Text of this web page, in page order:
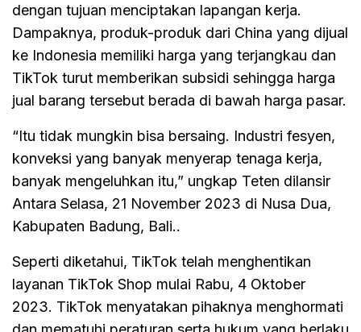
dengan tujuan menciptakan lapangan kerja.
Dampaknya, produk-produk dari China yang dijual
ke Indonesia memiliki harga yang terjangkau dan
TikTok turut memberikan subsidi sehingga harga
jual barang tersebut berada di bawah harga pasar.
“Itu tidak mungkin bisa bersaing. Industri fesyen,
konveksi yang banyak menyerap tenaga kerja,
banyak mengeluhkan itu,” ungkap Teten dilansir
Antara Selasa, 21 November 2023 di Nusa Dua,
Kabupaten Badung, Bali..
Seperti diketahui, TikTok telah menghentikan
layanan TikTok Shop mulai Rabu, 4 Oktober
2023. TikTok menyatakan pihaknya menghormati